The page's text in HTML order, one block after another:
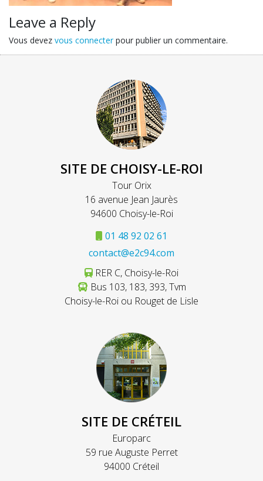
Leave a Reply
Vous devez vous connecter pour publier un commentaire.
SITE DE CHOISY-LE-ROI
Tour Orix
16 avenue Jean Jaurès
94600 Choisy-le-Roi
01 48 92 02 61
contact@e2c94.com
RER C, Choisy-le-Roi
Bus 103, 183, 393, Tvm
Choisy-le-Roi ou Rouget de Lisle
SITE DE CRÉTEIL
Europarc
59 rue Auguste Perret
94000 Créteil